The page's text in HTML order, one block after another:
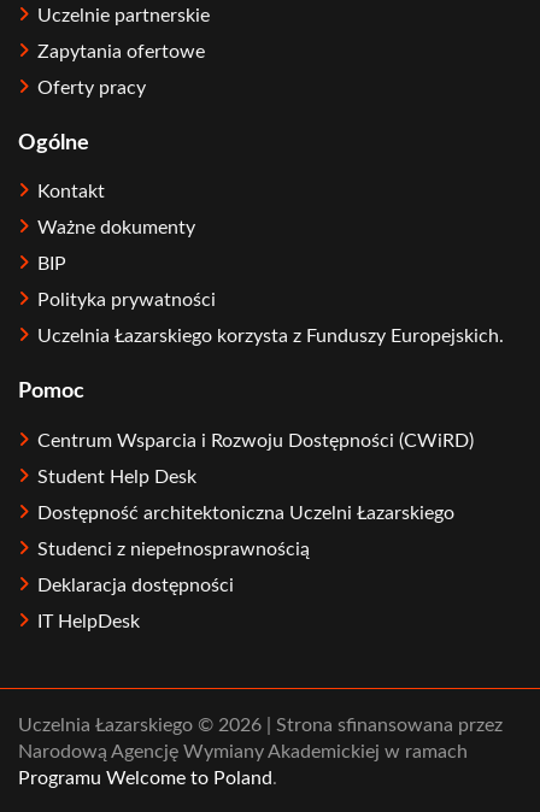
Uczelnie partnerskie
Zapytania ofertowe
Oferty pracy
Ogólne
Kontakt
Ważne dokumenty
BIP
Polityka prywatności
Uczelnia Łazarskiego korzysta z Funduszy Europejskich.
Pomoc
Centrum Wsparcia i Rozwoju Dostępności (CWiRD)
Student Help Desk
Dostępność architektoniczna Uczelni Łazarskiego
Studenci z niepełnosprawnością
Deklaracja dostępności
IT HelpDesk
Uczelnia Łazarskiego © 2026 | Strona sfinansowana przez
Narodową Agencję Wymiany Akademickiej w ramach
Programu Welcome to Poland.